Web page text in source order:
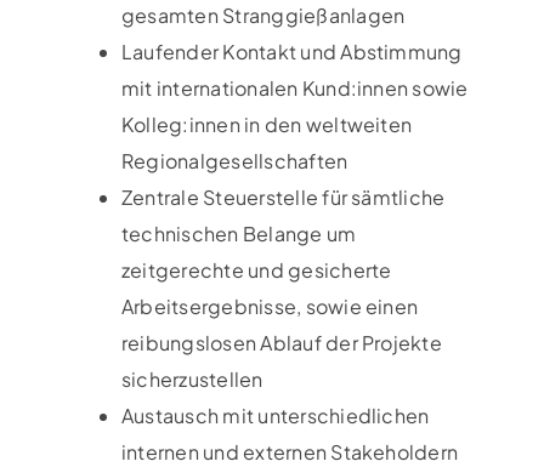
gesamten Stranggießanlagen
Laufender Kontakt und Abstimmung
mit internationalen Kund:innen sowie
Kolleg:innen in den weltweiten
Regionalgesellschaften
Zentrale Steuerstelle für sämtliche
technischen Belange um
zeitgerechte und gesicherte
Arbeitsergebnisse, sowie einen
reibungslosen Ablauf der Projekte
sicherzustellen
Austausch mit unterschiedlichen
internen und externen Stakeholdern